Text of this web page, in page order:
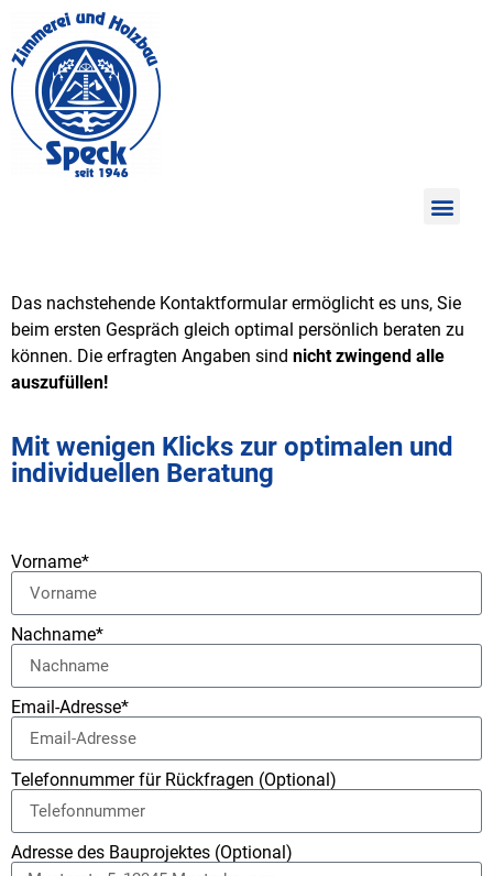
Das nachstehende Kontaktformular ermöglicht es uns, Sie
beim ersten Gespräch gleich optimal persönlich beraten zu
können. Die erfragten Angaben sind nicht zwingend alle
auszufüllen!
Mit wenigen Klicks zur optimalen und
individuellen Beratung
Vorname*
Nachname*
Email-Adresse*
Telefonnummer für Rückfragen (Optional)
Adresse des Bauprojektes (Optional)